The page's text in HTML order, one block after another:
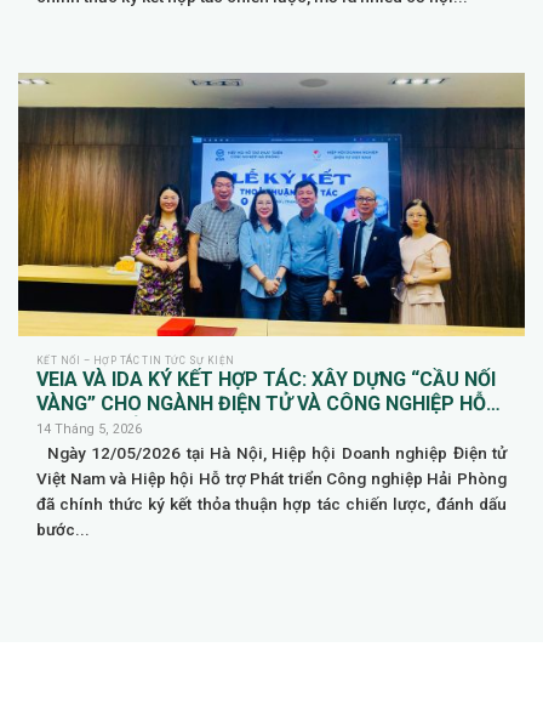
KẾT NỐI – HỢP TÁC TIN TỨC SỰ KIỆN
VEIA VÀ IDA KÝ KẾT HỢP TÁC: XÂY DỰNG “CẦU NỐI
VÀNG” CHO NGÀNH ĐIỆN TỬ VÀ CÔNG NGHIỆP HỖ
TRỢ TẠI HẢI PHÒNG
14 Tháng 5, 2026
Ngày 12/05/2026 tại Hà Nội, Hiệp hội Doanh nghiệp Điện tử
Việt Nam và Hiệp hội Hỗ trợ Phát triển Công nghiệp Hải Phòng
đã chính thức ký kết thỏa thuận hợp tác chiến lược, đánh dấu
bước...